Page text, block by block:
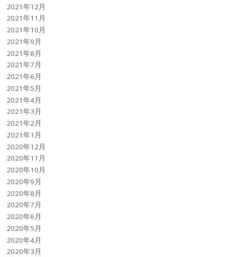
2021年12月
2021年11月
2021年10月
2021年9月
2021年8月
2021年7月
2021年6月
2021年5月
2021年4月
2021年3月
2021年2月
2021年1月
2020年12月
2020年11月
2020年10月
2020年9月
2020年8月
2020年7月
2020年6月
2020年5月
2020年4月
2020年3月